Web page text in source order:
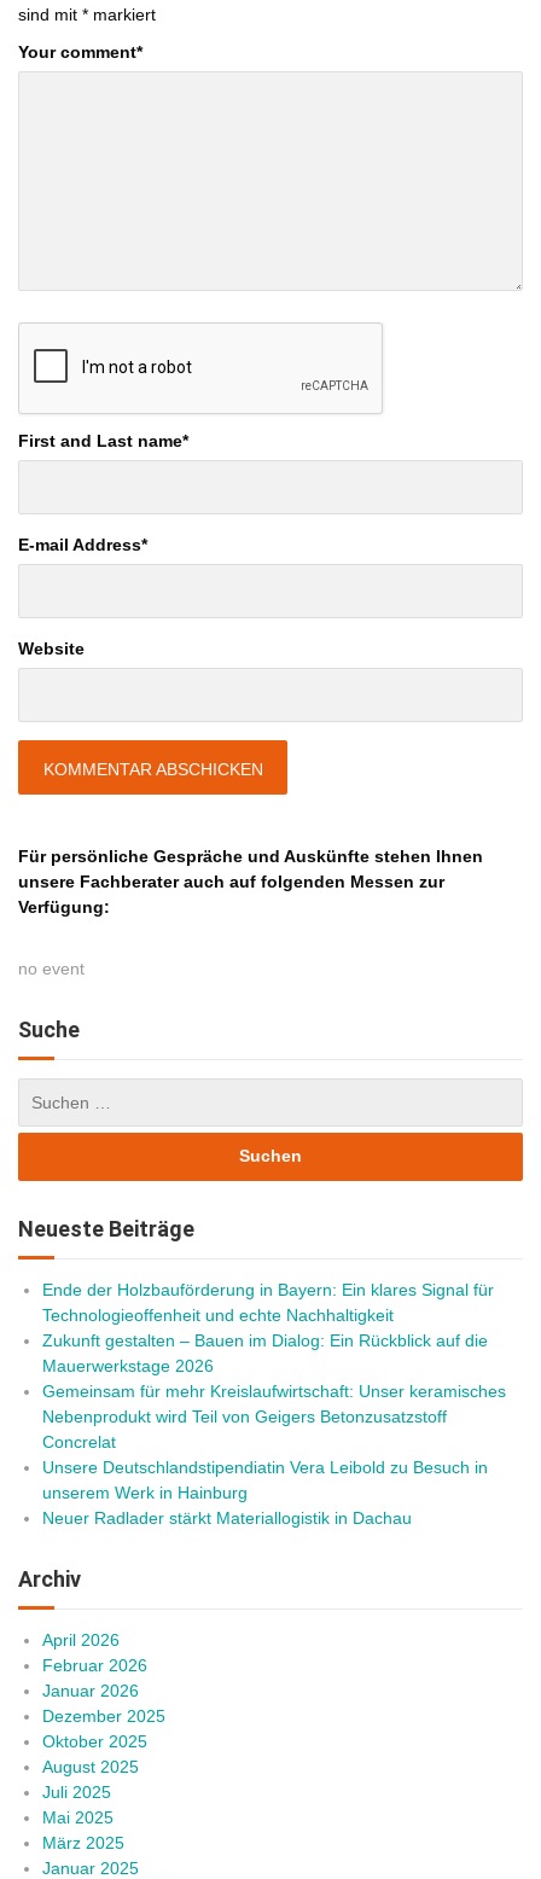
sind mit * markiert
Your comment*
First and Last name*
E-mail Address*
Website
Für persönliche Gespräche und Auskünfte stehen Ihnen
unsere Fachberater auch auf folgenden Messen zur
Verfügung:
no event
Suche
Neueste Beiträge
Ende der Holzbauförderung in Bayern: Ein klares Signal für
Technologieoffenheit und echte Nachhaltigkeit
Zukunft gestalten – Bauen im Dialog: Ein Rückblick auf die
Mauerwerkstage 2026
Gemeinsam für mehr Kreislaufwirtschaft: Unser keramisches
Nebenprodukt wird Teil von Geigers Betonzusatzstoff
Concrelat
Unsere Deutschlandstipendiatin Vera Leibold zu Besuch in
unserem Werk in Hainburg
Neuer Radlader stärkt Materiallogistik in Dachau
Archiv
April 2026
Februar 2026
Januar 2026
Dezember 2025
Oktober 2025
August 2025
Juli 2025
Mai 2025
März 2025
Januar 2025